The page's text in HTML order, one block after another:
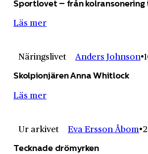
Sportlovet – från
Läs mer
Näringslivet Anders Johnson
Skolpionjären Anna Whitlock
Läs mer
Ur arkivet Eva Ersson Åbom
Tecknade drömyrken